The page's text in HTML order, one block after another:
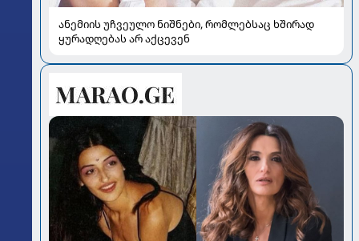
ანემიის უჩვეულო ნიშნები, რომლებსაც ხშირად
ყურადღებას არ აქცევენ